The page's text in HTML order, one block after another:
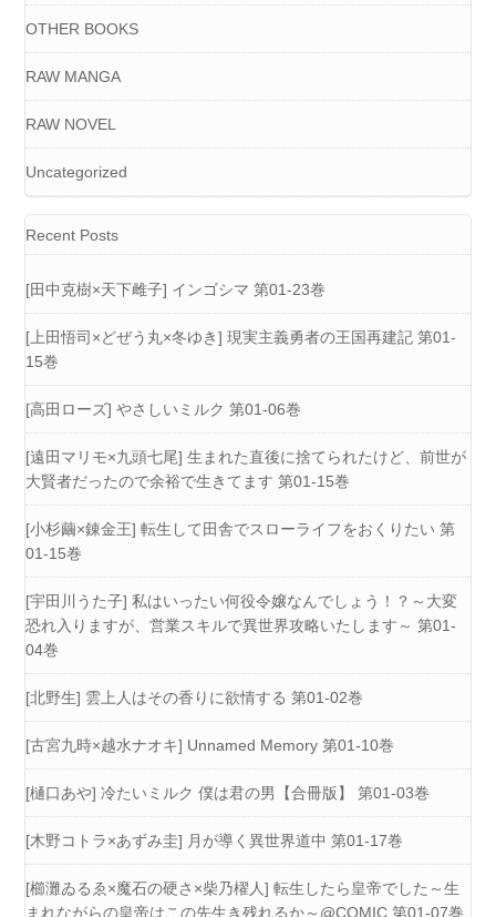
OTHER BOOKS
RAW MANGA
RAW NOVEL
Uncategorized
Recent Posts
[田中克樹×天下雌子] インゴシマ 第01-23巻
[上田悟司×どぜう丸×冬ゆき] 現実主義勇者の王国再建記 第01-
15巻
[高田ローズ] やさしいミルク 第01-06巻
[遠田マリモ×九頭七尾] 生まれた直後に捨てられたけど、前世が
大賢者だったので余裕で生きてます 第01-15巻
[小杉繭×錬金王] 転生して田舎でスローライフをおくりたい 第
01-15巻
[宇田川うた子] 私はいったい何役令嬢なんでしょう！？～大変
恐れ入りますが、営業スキルで異世界攻略いたします～ 第01-
04巻
[北野生] 雲上人はその香りに欲情する 第01-02巻
[古宮九時×越水ナオキ] Unnamed Memory 第01-10巻
[樋口あや] 冷たいミルク 僕は君の男【合冊版】 第01-03巻
[木野コトラ×あずみ圭] 月が導く異世界道中 第01-17巻
[櫛灘ゐるゑ×魔石の硬さ×柴乃櫂人] 転生したら皇帝でした～生
まれながらの皇帝はこの先生き残れるか～@COMIC 第01-07巻